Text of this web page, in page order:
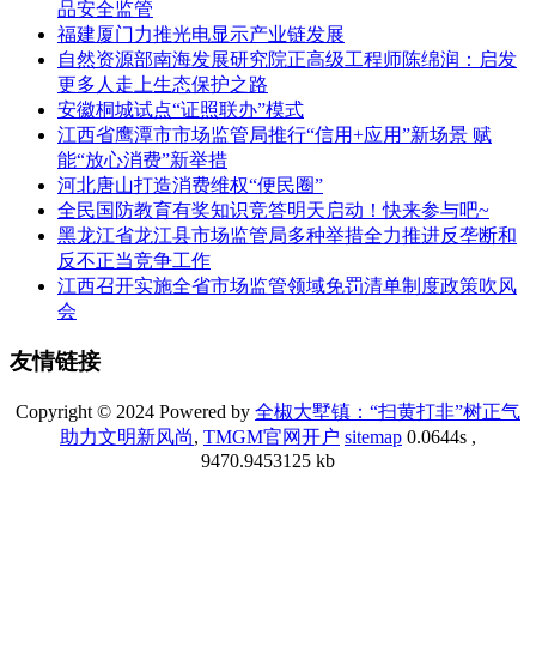
品安全监管
福建厦门力推光电显示产业链发展
自然资源部南海发展研究院正高级工程师陈绵润：启发
更多人走上生态保护之路
安徽桐城试点“证照联办”模式
江西省鹰潭市市场监管局推行“信用+应用”新场景 赋
能“放心消费”新举措
河北唐山打造消费维权“便民圈”
全民国防教育有奖知识竞答明天启动！快来参与吧~
黑龙江省龙江县市场监管局多种举措全力推进反垄断和
反不正当竞争工作
江西召开实施全省市场监管领域免罚清单制度政策吹风
会
友情链接
Copyright © 2024 Powered by 全椒大墅镇：“扫黄打非”树正气
助力文明新风尚, TMGM官网开户 sitemap 0.0644s ,
9470.9453125 kb